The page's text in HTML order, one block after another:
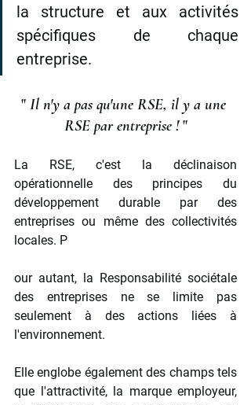
la structure et aux activités
spécifiques de chaque
entreprise.
" Il n'y a pas qu'une RSE, il y a une
RSE par entreprise ! "
La RSE, c'est la déclinaison
opérationnelle des principes du
développement durable par des
entreprises ou même des collectivités
locales. P
our autant, la Responsabilité sociétale
des entreprises ne se limite pas
seulement à des actions liées à
l'environnement.
Elle englobe également des champs tels
que l'attractivité, la marque employeur,